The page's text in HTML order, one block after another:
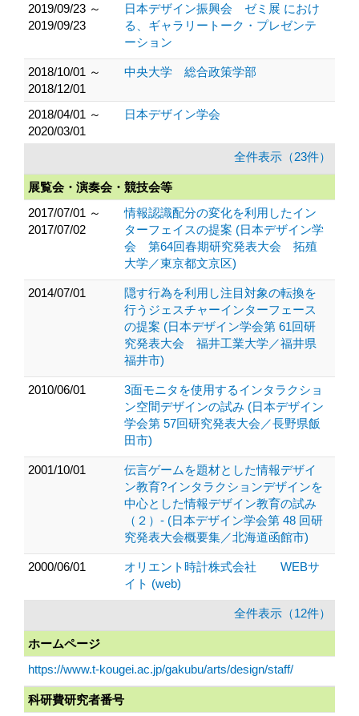
2019/09/23 ～
2019/09/23
日本デザイン振興会 ゼミ展 におけ
る、ギャラリートーク・プレゼンテ
ーション
2018/10/01 ～
2018/12/01
中央大学 総合政策学部
2018/04/01 ～
2020/03/01
日本デザイン学会
全件表示（23件）
展覧会・演奏会・競技会等
2017/07/01 ～
2017/07/02
情報認識配分の変化を利用したイン
ターフェイスの提案 (日本デザイン学
会 第64回春期研究発表大会 拓殖
大学／東京都文京区)
2014/07/01
隠す行為を利用し注目対象の転換を
行うジェスチャーインターフェース
の提案 (日本デザイン学会第 61回研
究発表大会 福井工業大学／福井県
福井市)
2010/06/01
3面モニタを使用するインタラクショ
ン空間デザインの試み (日本デザイン
学会第 57回研究発表大会／長野県飯
田市)
2001/10/01
伝言ゲームを題材とした情報デザイ
ン教育?インタラクションデザインを
中心とした情報デザイン教育の試み
（２）- (日本デザイン学会第 48 回研
究発表大会概要集／北海道函館市)
2000/06/01
オリエント時計株式会社 WEBサ
イト (web)
全件表示（12件）
ホームページ
https://www.t-kougei.ac.jp/gakubu/arts/design/staff/
科研費研究者番号